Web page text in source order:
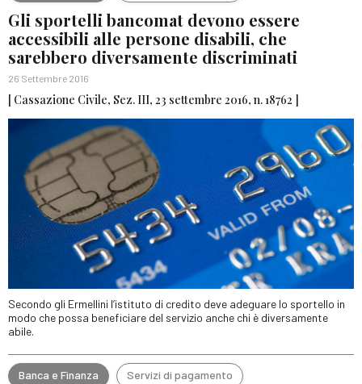
Gli sportelli bancomat devono essere
accessibili alle persone disabili, che
sarebbero diversamente discriminati
26 Settembre 2016
[ Cassazione Civile, Sez. III, 23 settembre 2016, n. 18762 ]
Secondo gli Ermellini l’istituto di credito deve adeguare lo sportello in
modo che possa beneficiare del servizio anche chi è diversamente
abile.
Banca e Finanza Servizi di pagamento